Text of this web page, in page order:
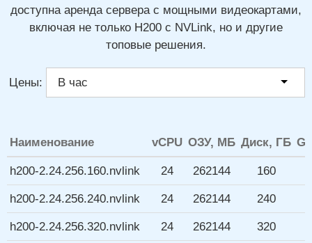
доступна аренда сервера с мощными видеокартами,
включая не только H200 с NVLink, но и другие
топовые решения.
Цены:
Наименование vCPU ОЗУ, МБ Диск, ГБ
h200-2.24.256.160.nvlink 24 262144 160
h200-2.24.256.240.nvlink 24 262144 240
h200-2.24.256.320.nvlink 24 262144 320